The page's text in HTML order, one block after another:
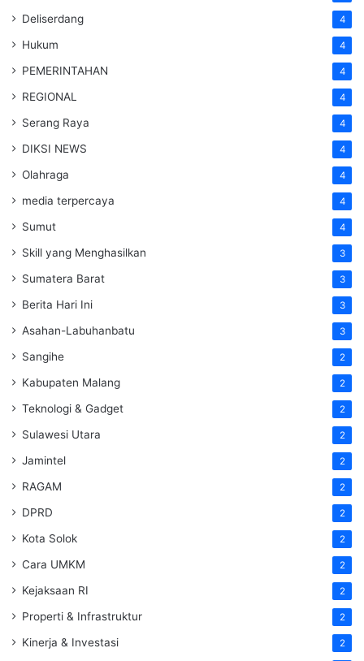
Deliserdang 4
Hukum 4
PEMERINTAHAN 4
REGIONAL 4
Serang Raya 4
DIKSI NEWS 4
Olahraga 4
media terpercaya 4
Sumut 4
Skill yang Menghasilkan 3
Sumatera Barat 3
Berita Hari Ini 3
Asahan-Labuhanbatu 3
Sangihe 2
Kabupaten Malang 2
Teknologi & Gadget 2
Sulawesi Utara 2
Jamintel 2
RAGAM 2
DPRD 2
Kota Solok 2
Cara UMKM 2
Kejaksaan RI 2
Properti & Infrastruktur 2
Kinerja & Investasi 2